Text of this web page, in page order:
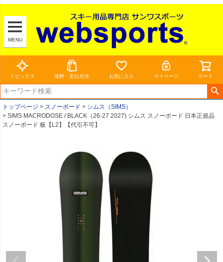
MENU
トピックス 送料・支払方法 お気に入り マイページ カート
トップページ スノーボード
シムス（SIMS）
SIMS MACRODOSE / BLACK（26-27 2027) シムス スノーボード 日本正規品
スノーボード 板【L2】【代引不可】